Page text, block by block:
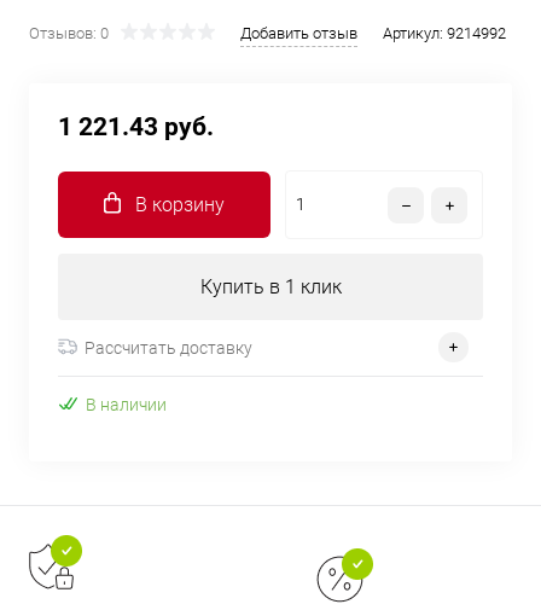
Отзывов: 0 Добавить отзыв Артикул: 9214992
1 221.43 руб.
В корзину
Купить в 1 клик
Рассчитать доставку
В наличии